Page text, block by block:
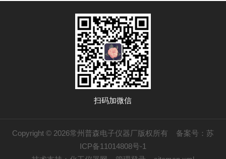
扫码加微信
Copyright © 2026常州普森电子仪器厂版权所有 备案号：苏
ICP备11014808号-1